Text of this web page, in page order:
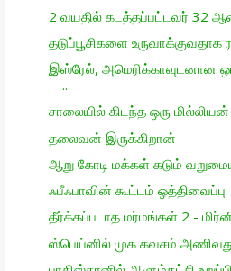
2 வயதில் கடத்தப்பட்டவர் 32
தடுப்பூசிகளை உருவாக்குவதாக
இஸ்ரேல், அமெரிக்காவுடனான
...
சாலையில் கிடந்த ஒரு
தலைவன் இருக்கிறான்
ஆறு கோடி மக்கள் கடும்
ஃபீஃபாவின் கூட்டம் ஒத்திவைப்பு
தீர்க்கப்படாத மர்மங்கள் 2 -
ஸ்பெய்னில் முக கவசம்